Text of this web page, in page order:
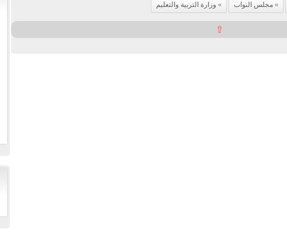
مجلس النواب وزارة التربية والتعليم
⇧